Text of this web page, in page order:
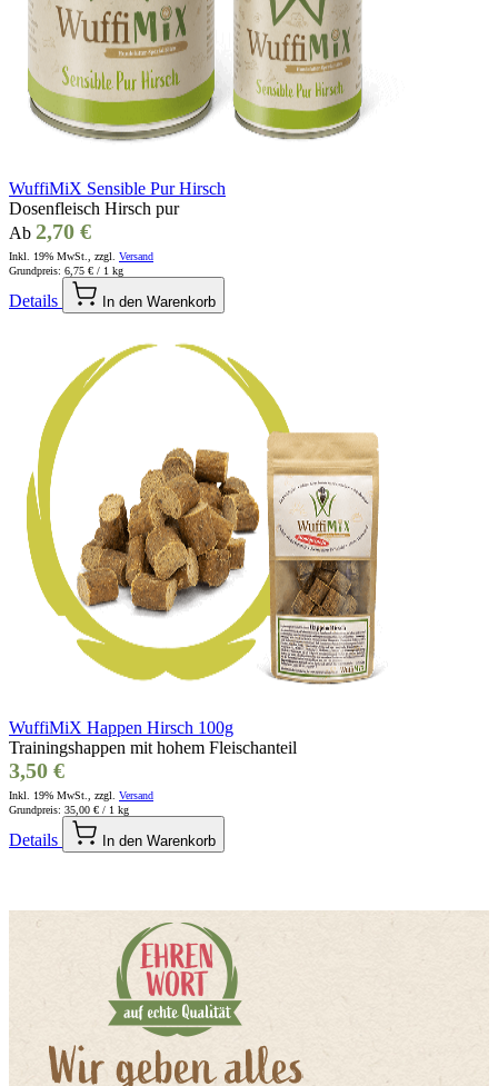
WuffiMiX Sensible Pur Hirsch
Dosenfleisch Hirsch pur
Ab 2,70 €
Inkl. 19% MwSt., zzgl. Versand
Grundpreis: 6,75 € / 1 kg
Details In den Warenkorb
WuffiMiX Happen Hirsch 100g
Trainingshappen mit hohem Fleischanteil
3,50 €
Inkl. 19% MwSt., zzgl. Versand
Grundpreis: 35,00 € / 1 kg
Details In den Warenkorb